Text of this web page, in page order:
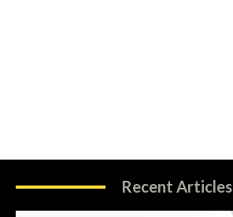
Recent Articles